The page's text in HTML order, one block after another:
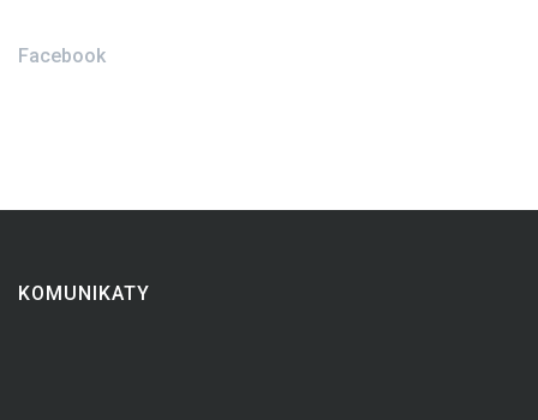
Facebook
KOMUNIKATY